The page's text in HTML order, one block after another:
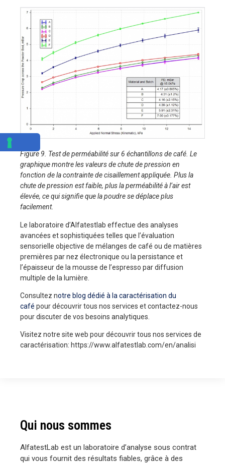
Figure 9. Test de perméabilité sur 6 échantillons de café. Le
graphique montre les valeurs de chute de pression en
fonction de la contrainte de cisaillement appliquée. Plus la
chute de pression est faible, plus la perméabilité à l’air est
élevée, ce qui signifie que la poudre se déplace plus
facilement.
Le laboratoire d’Alfatestlab effectue des analyses
avancées et sophistiquées telles que l’évaluation
sensorielle objective de mélanges de café ou de matières
premières par nez électronique ou la persistance et
l’épaisseur de la mousse de l’espresso par diffusion
multiple de la lumière.
Consultez notre blog dédié à la caractérisation du
café pour découvrir tous nos services et contactez-nous
pour discuter de vos besoins analytiques.
Visitez notre site web pour découvrir tous nos services de
caractérisation: https://www.alfatestlab.com/en/analisi
Qui nous sommes
AlfatestLab est un laboratoire d’analyse sous contrat
qui vous fournit des résultats fiables, grâce à des